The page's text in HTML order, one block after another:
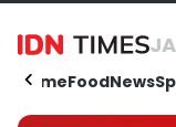
HomeFoodNews